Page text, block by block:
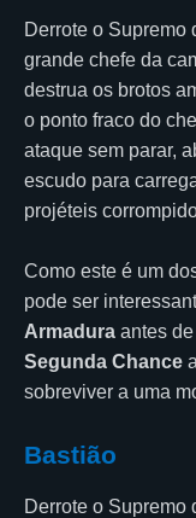
Derrote o Supremo
grande chefe da
destrua os brotos
o ponto fraco do
ataque sem parar,
escudo para
projéteis
Como este é um
pode ser
Armadura antes
Segunda Chance
sobreviver a uma
Bastião
Derrote o Supremo